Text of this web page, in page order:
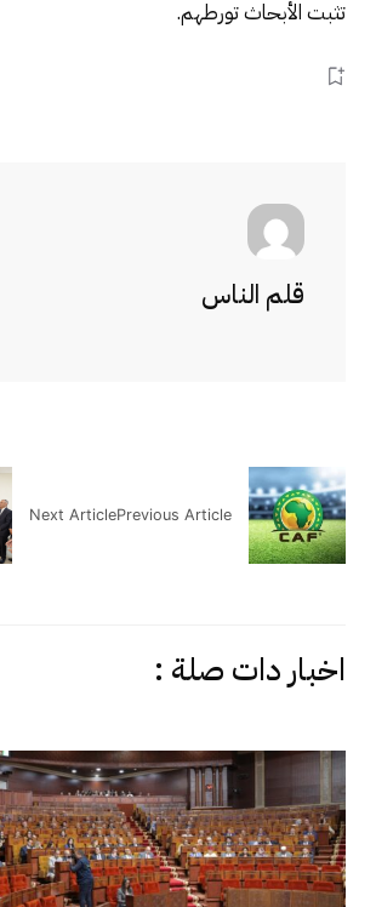
تثبت الأبحاث تورطهم.
قلم الناس
Previous Article
Next Article
اخبار دات صلة :